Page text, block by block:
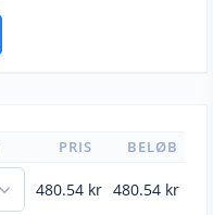
PRIS BELØB
480.54 kr 480.54 kr